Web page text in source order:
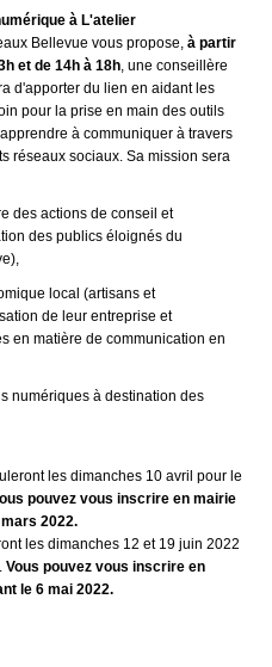
à L'atelier
Bellevue vous propose, à partir
et de 14h à 18h, une conseillère
d'apporter du lien en aidant les
pour la prise en main des outils
à communiquer à travers
réseaux sociaux. Sa mission sera
des actions de conseil et
des publics éloignés du
local (artisans et
de leur entreprise et
en matière de communication en
numériques à destination des
les dimanches 10 avril pour le
pouvez vous inscrire en mairie
2022.
les dimanches 12 et 19 juin 2022
Vous pouvez vous inscrire en
le 6 mai 2022.